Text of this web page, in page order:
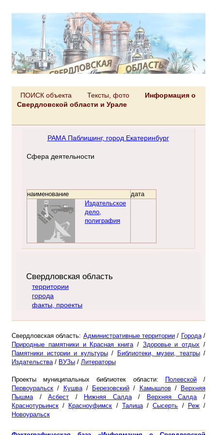
ПОИСК объекта Тексты, фото
Информация о
Свердловской области и Урале
РАМА Паблишинг, город Екатеринбург
Сфера деятельности
наименование
дата
Издательское
дело,
полиграфия
Свердловская область
территории
города
факты, проекты
Свердловская область: Административные территории / Города/
Природные памятники и Красная книга/ Здоровье и отдых /
Памятники истории и культуры/ Библиотеки, музеи, театры/
Издательства/ ВУЗы / Литераторы
Проекты муниципальных библиотек области: Полевской/
Первоуральск / Кушва/ Березовский / Камышлов/
Верхняя
Пышма/Асбест / Нижняя Салда/ Верхняя Салда/
Краснотурьинск / Красноуфимск / Талица/Сысерть / Реж/
Новоуральск